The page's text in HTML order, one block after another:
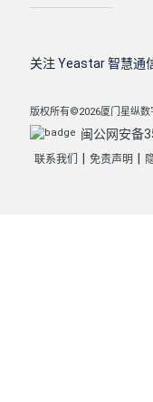
关注 Yeastar 智慧通
版权所有©2026厦门星纵数
闽公网安备
联系我们 免责声明